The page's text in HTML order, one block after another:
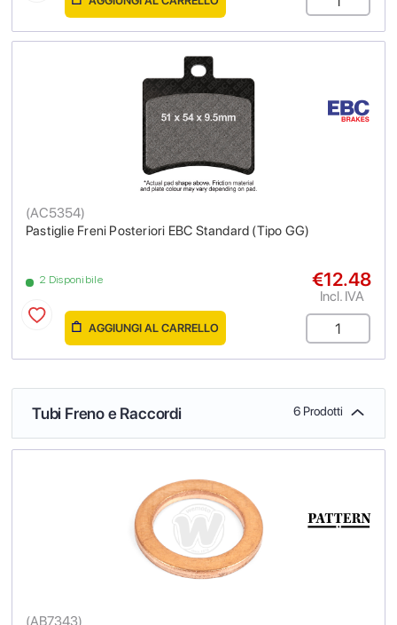
Pastiglie Freni Posteriori EBC Standard (Tipo GG)
(AC5354)
2 Disponibile €12.48
Incl. IVA
AGGIUNGI AL CARRELLO
Tubi Freno e Raccordi 6 Prodotti
(AB7343)